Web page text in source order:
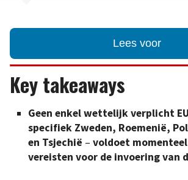
Lees voor
Key takeaways
Geen enkel wettelijk verplicht
specifiek Zweden, Roemenië,
en Tsjechië – voldoet
vereisten voor de invoering van